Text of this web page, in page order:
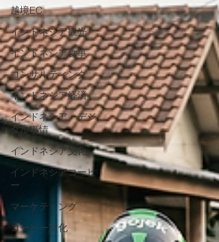
越境EC
インドネシア観光
インドネシア食事
コンサルティング
インドネシア経済
インドネシア・デジ
タル事情
インドネシア文化
インドネシアコーヒ
ー
マーケティング
コーヒー文化